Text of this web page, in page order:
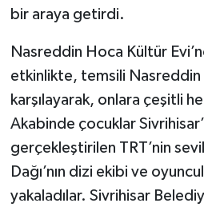
bir araya getirdi.
Nasreddin Hoca Kültür
etkinlikte, temsili Nasreddin
karşılayarak, onlara çeşitli
Akabinde çocuklar
gerçekleştirilen TRT’nin
Dağı’nın dizi ekibi ve
yakaladılar. Sivrihisar